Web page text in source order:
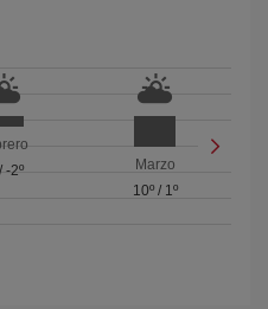
-2º
Marzo
10º/ 1º